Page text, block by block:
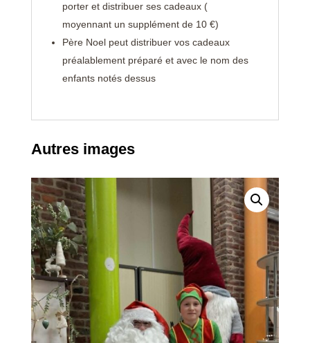
porter et distribuer ses cadeaux (
moyennant un supplément de 10 €)
Père Noel peut distribuer vos cadeaux
préalablement préparé et avec le nom des
enfants notés dessus
Autres images